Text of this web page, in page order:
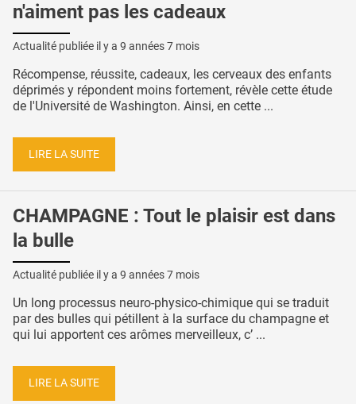
n'aiment pas les cadeaux
Actualité publiée il y a 9 années 7 mois
Récompense, réussite, cadeaux, les cerveaux des enfants
déprimés y répondent moins fortement, révèle cette étude
de l'Université de Washington. Ainsi, en cette ...
LIRE LA SUITE
CHAMPAGNE : Tout le plaisir est dans
la bulle
Actualité publiée il y a 9 années 7 mois
Un long processus neuro-physico-chimique qui se traduit
par des bulles qui pétillent à la surface du champagne et
qui lui apportent ces arômes merveilleux, c’ ...
LIRE LA SUITE